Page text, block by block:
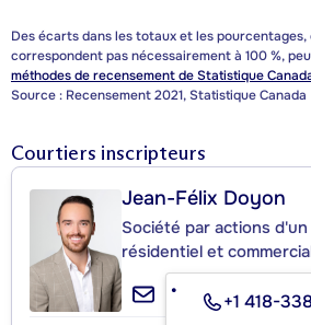
Des écarts dans les totaux et les pourcentages,
correspondent pas nécessairement à 100 %,
méthodes de recensement de Statistique
Source : Recensement 2021, Statistique Canada
Courtiers inscripteurs
Jean-Félix Doyon
Société par actions
résidentiel et
+1 418-